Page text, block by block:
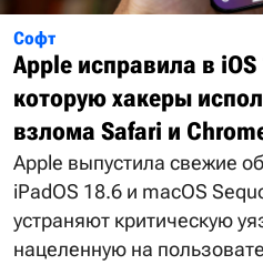
Софт
Apple исправила в
которую хакеры
взлома Safari и
Apple выпустила свежие
iPadOS 18.6 и macOS
устраняют критическую
нацеленную на